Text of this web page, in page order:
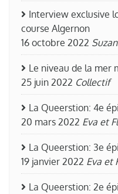
Interview exclusive
course Algernon
16 octobre 2022
Le niveau de la mer
25 juin 2022 Collectif
La Queerstion: 4e
20 mars 2022 Eva et
La Queerstion: 3e
19 janvier 2022 Eva et
La Queerstion: 2e